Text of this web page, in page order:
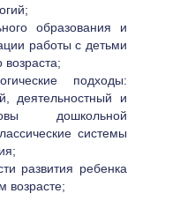
образования и
работы с детьми
возраста;
подходы:
деятельностный и
дошкольной
системы
развития ребенка
возрасте;